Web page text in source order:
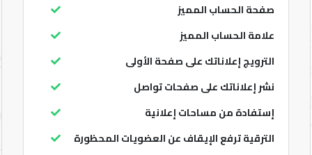
صفحة الحساب المميز
علامة الحساب المميز
الترويج إعلاناتك على صفحة الأولى
نشر إعلاناتك على صفحات تواصل
إستفادة من مساحات إعلانية
الترقية ترفع الإيقاف عن العضويات المحظورة